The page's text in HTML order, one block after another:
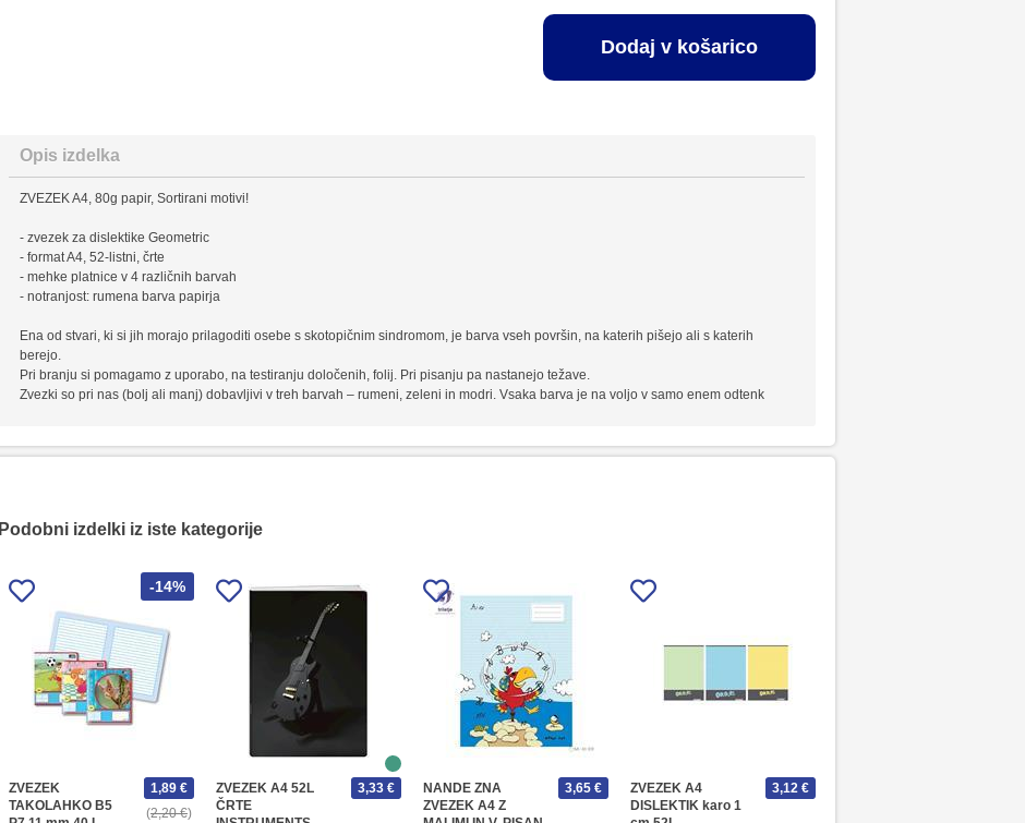
Dodaj v košarico
Opis izdelka
ZVEZEK A4, 80g papir, Sortirani motivi!
- zvezek za dislektike Geometric
- format A4, 52-listni, črte
- mehke platnice v 4 različnih barvah
- notranjost: rumena barva papirja
Ena od stvari, ki si jih morajo prilagoditi osebe s skotopičnim sindromom, je barva vseh površin, na katerih pišejo ali s katerih
berejo.
Pri branju si pomagamo z uporabo, na testiranju določenih, folij. Pri pisanju pa nastanejo težave.
Zvezki so pri nas (bolj ali manj) dobavljivi v treh barvah – rumeni, zeleni in modri. Vsaka barva je na voljo v samo enem odtenk
Podobni izdelki iz iste kategorije
-14%
ZVEZEK
TAKOLAHKO B5
2,20 €
1,89 €
ZVEZEK A4 52L
ČRTE
3,33 €
NANDE ZNA
ZVEZEK A4 Z
3,65 €
ZVEZEK A4
DISLEKTIK karo 1
3,12 €